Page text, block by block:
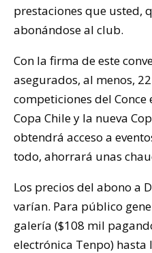
prestaciones que usted,
abonándose al club.
Con la firma de este
asegurados, al menos,
competiciones del Conce
Copa Chile y la nueva
obtendrá acceso a
todo, ahorrará unas
Los precios del abono a
varían. Para público
galería ($108 mil
electrónica Tenpo)